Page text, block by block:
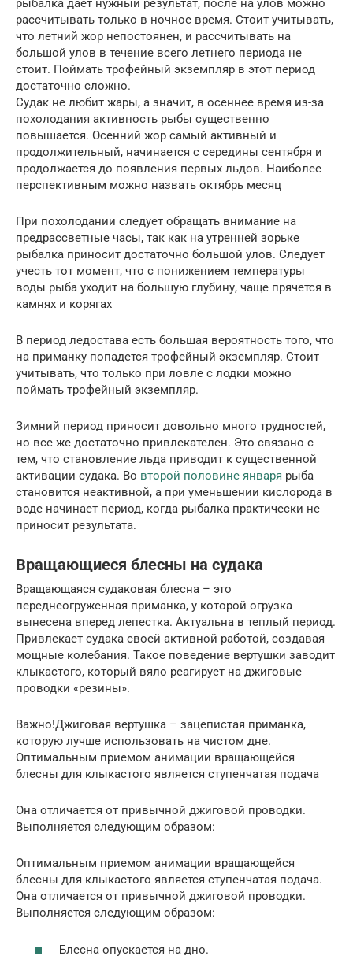
рыбалка дает нужный результат, после на улов можно
рассчитывать только в ночное время. Стоит учитывать,
что летний жор непостоянен, и рассчитывать на
большой улов в течение всего летнего периода не
стоит. Поймать трофейный экземпляр в этот период
достаточно сложно.
Судак не любит жары, а значит, в осеннее время из-за
похолодания активность рыбы существенно
повышается. Осенний жор самый активный и
продолжительный, начинается с середины сентября и
продолжается до появления первых льдов. Наиболее
перспективным можно назвать октябрь месяц
При похолодании следует обращать внимание на
предрассветные часы, так как на утренней зорьке
рыбалка приносит достаточно большой улов. Следует
учесть тот момент, что с понижением температуры
воды рыба уходит на большую глубину, чаще прячется в
камнях и корягах
В период ледостава есть большая вероятность того, что
на приманку попадется трофейный экземпляр. Стоит
учитывать, что только при ловле с лодки можно
поймать трофейный экземпляр.
Зимний период приносит довольно много трудностей,
но все же достаточно привлекателен. Это связано с
тем, что становление льда приводит к существенной
активации судака. Во второй половине января рыба
становится неактивной, а при уменьшении кислорода в
воде начинает период, когда рыбалка практически не
приносит результата.
Вращающиеся блесны на судака
Вращающаяся судаковая блесна – это
переднеогруженная приманка, у которой огрузка
вынесена вперед лепестка. Актуальна в теплый период.
Привлекает судака своей активной работой, создавая
мощные колебания. Такое поведение вертушки заводит
клыкастого, который вяло реагирует на джиговые
проводки «резины».
Важно!Джиговая вертушка – зацепистая приманка,
которую лучше использовать на чистом дне.
Оптимальным приемом анимации вращающейся
блесны для клыкастого является ступенчатая подача
Она отличается от привычной джиговой проводки.
Выполняется следующим образом:
Оптимальным приемом анимации вращающейся
блесны для клыкастого является ступенчатая подача.
Она отличается от привычной джиговой проводки.
Выполняется следующим образом:
Блесна опускается на дно.